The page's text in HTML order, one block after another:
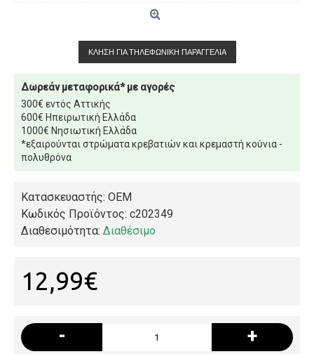
ΚΛΉΣΗ ΓΙΑ ΤΗΛΕΦΩΝΙΚΉ ΠΑΡΑΓΓΕΛΊΑ
Δωρεάν μεταφορικά* με αγορές
300€ εντός Αττικής
600€ Ηπειρωτική Ελλάδα
1000€ Νησιωτική Ελλάδα
*εξαιρούνται στρώματα κρεβατιών και κρεμαστή κούνια -
πολυθρόνα
Κατασκευαστής: OEM
Κωδικός Προϊόντος: c202349
Διαθεσιμότητα: Διαθέσιμο
12,99€
- +